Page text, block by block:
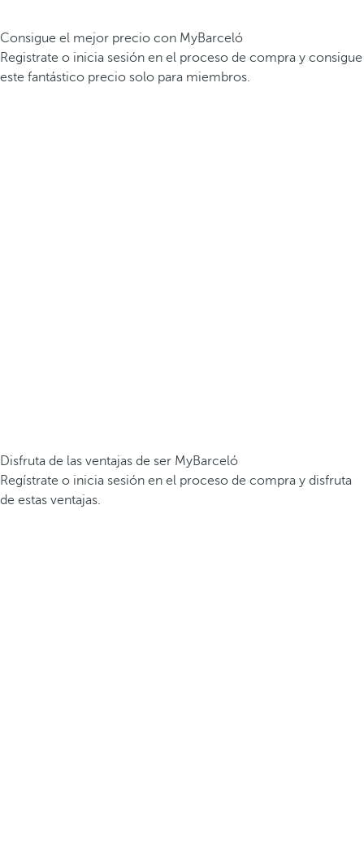
Consigue el mejor precio con MyBarceló
Registrate o inicia sesión en el proceso de compra y consigue
este fantástico precio solo para miembros.
Disfruta de las ventajas de ser MyBarceló
Regístrate o inicia sesión en el proceso de compra y disfruta
de estas ventajas.